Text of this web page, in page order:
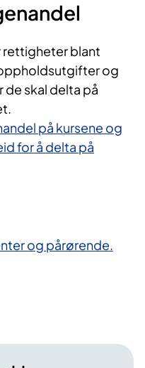
rettigheter blant
og
de skal delta på
på kursene og
for å delta på
og pårørende.